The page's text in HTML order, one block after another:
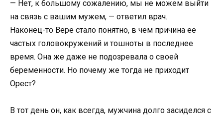
— Нет, к большому сожалению, мы не можем выйти
на связь с вашим мужем, — ответил врач.
Наконец-то Вере стало понятно, в чем причина ее
частых головокружений и тошноты в последнее
время. Она же даже не подозревала о своей
беременности. Но почему же тогда не приходит
Орест?
В тот день он, как всегда, мужчина долго засиделся с